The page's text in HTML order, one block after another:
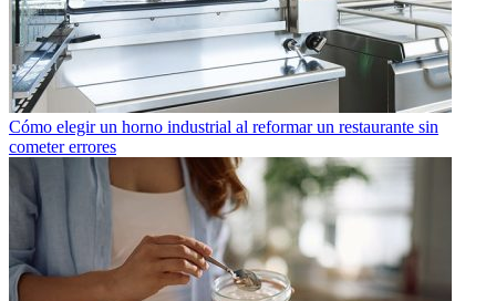
Cómo elegir un horno industrial al reformar un restaurante sin
cometer errores